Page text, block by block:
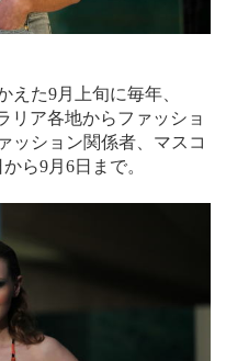
えた9月上旬に毎年、
リア各地からファッショ
ッション関係者、マスコ
ら9月6日まで。